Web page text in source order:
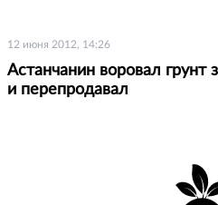
12 июня 2012, 14:26
Астанчанин воровал грунт
и перепродавал